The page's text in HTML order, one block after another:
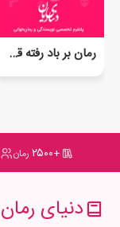
رمان بر باد رفته قسمت سوم
+۲۵۰۰ رمان
دنیای رمان